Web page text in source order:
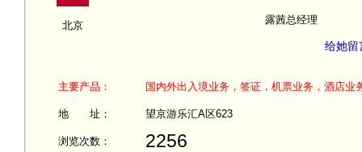
北京 露茜总经理
给她留
主要产品： 国内外出入境业务，签证，机票业务，酒店业
地 址： 望京游乐汇A区623
浏览次数： 2256